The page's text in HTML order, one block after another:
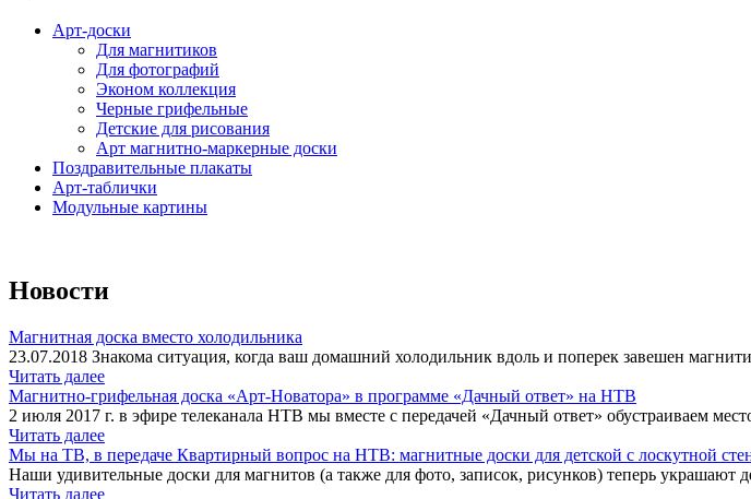
Арт-доски
Для магнитиков
Для фотографий
Эконом коллекция
Черные грифельные
Детские для рисования
Арт магнитно-маркерные доски
Поздравительные плакаты
Арт-таблички
Модульные картины
Новости
Магнитная доска вместо холодильника
23.07.2018 Знакома ситуация, когда ваш домашний холодильник вдоль и поперек завешен
Читать далее
Магнитно-грифельная доска «Арт-Новатора» в программе «Дачный ответ» на НТВ
2 июля 2017 г. в эфире телеканала НТВ мы вместе с передачей «Дачный ответ» обустраиваем
Читать далее
Мы на ТВ, в передаче Квартирный вопрос на НТВ: магнитные доски для детской с лоскутной
Наши удивительные доски для магнитов (а также для фото, записок, рисунков) теперь украшают
Читать далее